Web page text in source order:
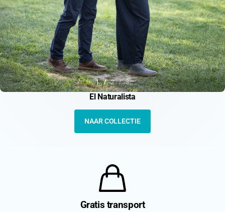
1 2 3
El Naturalista
NAAR COLLECTIE
Gratis transport